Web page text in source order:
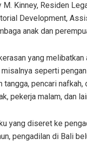
M. Kinney, Residen
Development,
anak dan
yang
misalnya seperti
tangga, pencari
pekerja malam, dan
yang diseret ke
pengadilan di Bali